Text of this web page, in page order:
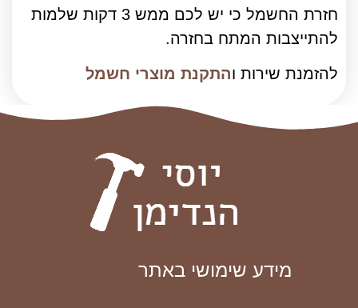
חזרת החשמל כי יש לכם ממש 3 דקות שלמות
להתייצבות המתח בחזרה.
להזמנת שירות והתקנת מוצרי חשמל
מידע שימושי באתר